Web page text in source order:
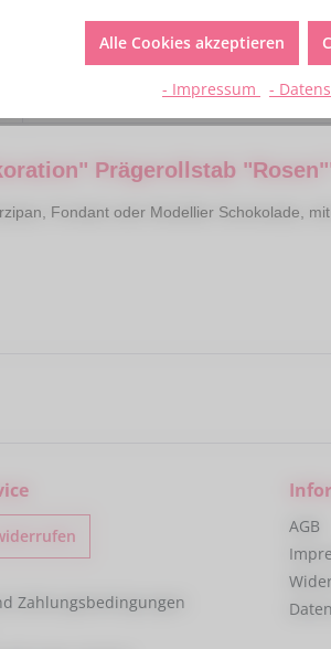
Prägerollstab
Fondant oder Modellier Schokolade,
Zahlungsbedingungen
AGB
Alle Cookies akzeptieren
- Impressum -